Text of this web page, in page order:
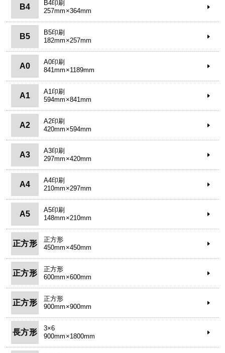
B4
B4印刷
257mm×364mm
B5
B5印刷
182mm×257mm
A0
A0印刷
841mm×1189mm
A1
A1印刷
594mm×841mm
A2
A2印刷
420mm×594mm
A3
A3印刷
297mm×420mm
A4
A4印刷
210mm×297mm
A5
A5印刷
148mm×210mm
正方形
正方形
450mm×450mm
正方形
正方形
600mm×600mm
正方形
正方形
900mm×900mm
長方形
3×6
900mm×1800mm